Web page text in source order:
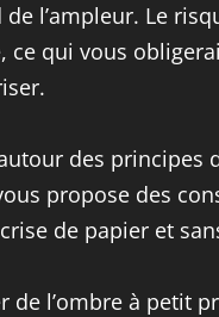
l’ampleur. Le
ce qui vous
des principes
propose des
de papier et
l’ombre à petit